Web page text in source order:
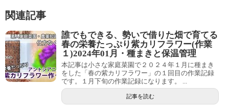
関連記事
誰でもできる、勢いで借りた畑で育てる
春の栄養たっぷり紫カリフラワー(作業
１)2024年01月・種まきと保温管理
本記事は小さな家庭菜園で２０２４年１月に種まき
をした「春の紫カリフラワー」の１回目の作業記録
です。１月下旬の作業記録になります。 ...
記事を読む